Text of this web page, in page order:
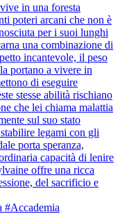
in una foresta
poteri arcani che non è
per i suoi lunghi
una combinazione di
incantevole, il peso
portano a vivere in
di eseguire
stesse abilità rischiano
che lei chiama malattia
sul suo stato
legami con gli
porta speranza,
capacità di lenire
offre una ricca
del sacrificio e
#Accademia